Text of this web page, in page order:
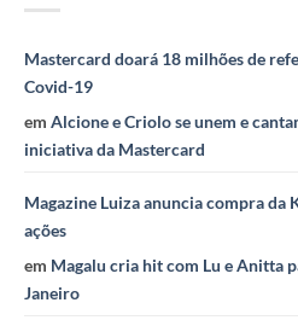
Mastercard doará 18 milhões de
Covid-19
em Alcione e Criolo se unem e
iniciativa da Mastercard
Magazine Luiza anuncia compra da
ações
em Magalu cria hit com Lu e Anitta
Janeiro